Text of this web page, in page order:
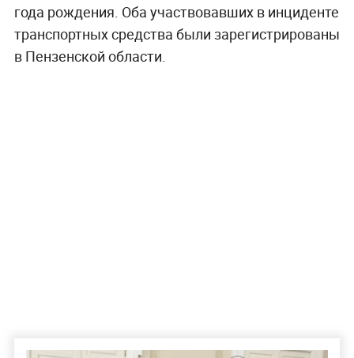
года рождения. Оба участвовавших в инциденте
транспортных средства были зарегистрированы
в Пензенской области.